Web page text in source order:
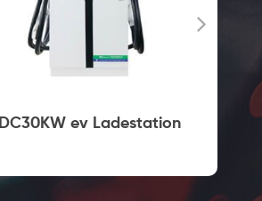
DC30KW ev Ladestation